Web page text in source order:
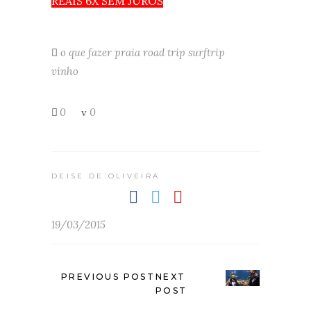
o que fazer praia road trip surftrip
vinho
0 0
DEISE DE OLIVEIRA
19/03/2015
PREVIOUS POST NEXT
POST